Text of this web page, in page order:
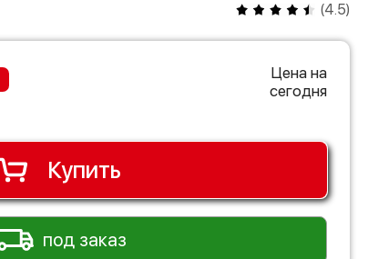
(4.5)
Цена на
сегодня
Купить
под заказ